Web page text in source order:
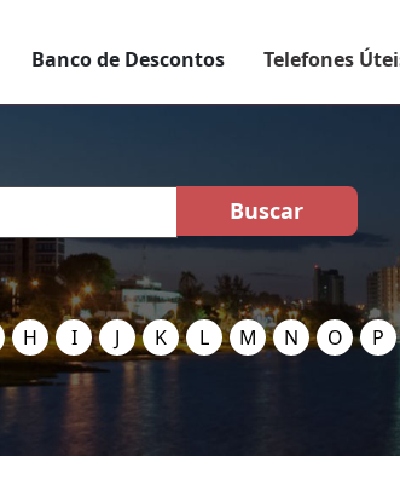
Banco de Descontos Telefones
H I J K L M N O P